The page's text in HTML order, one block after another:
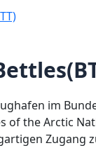
im
of the Arctic
Zugang